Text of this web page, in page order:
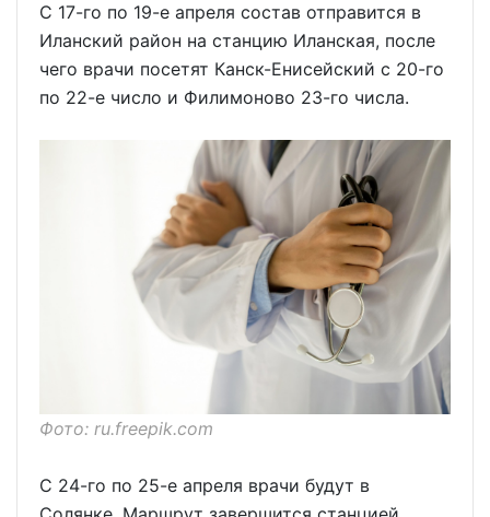
С 17-го по 19-е апреля состав отправится в
Иланский район на станцию Иланская, после
чего врачи посетят Канск-Енисейский с 20-го
по 22-е число и Филимоново 23-го числа.
Фото: ru.freepik.com
С 24-го по 25-е апреля врачи будут в